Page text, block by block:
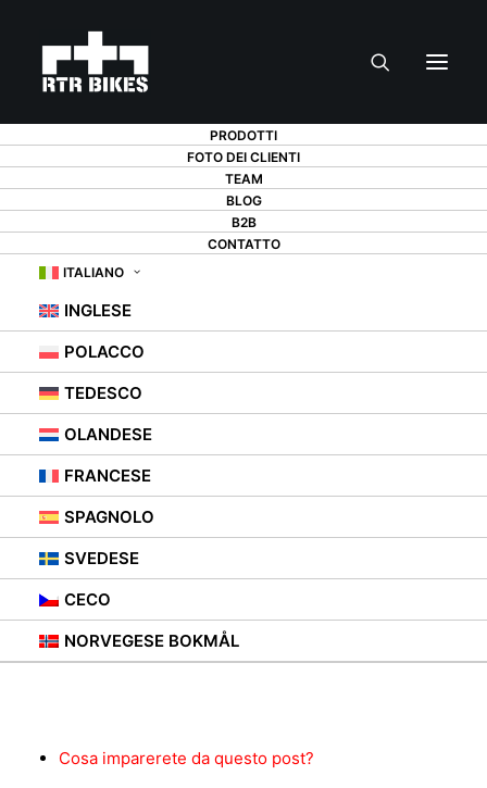
PRODOTTI
FOTO DEI CLIENTI
TEAM
BLOG
B2B
CONTATTO
ITALIANO
INGLESE
POLACCO
TEDESCO
OLANDESE
FRANCESE
SPAGNOLO
SVEDESE
CECO
NORVEGESE BOKMÅL
MESSA A PUNTO
DELLA BICICLETTA:
6 MIGLIORAMENTI
CHE FANNO LA
DIFFERENZA
31 AGOSTO 2021
Contenuto
Cosa imparerete da questo post?